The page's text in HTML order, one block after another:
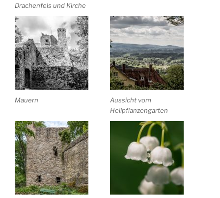
Drachenfels und Kirche
Mauern
Aussicht vom
Heilpflanzengarten